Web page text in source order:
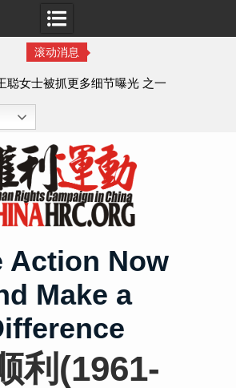
滚动消息
聪女士被抓更多细节曝光 之一
Action Now
Make a
利(1961-